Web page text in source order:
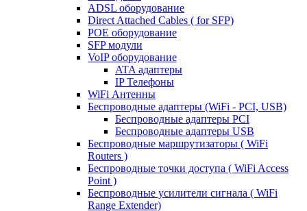
ADSL оборудование
Direct Attached Cables ( for SFP)
POE оборудование
SFP модули
VoIP оборудование
ATA адаптеры
IP Телефоны
WiFi Антенны
Беспроводные адаптеры (WiFi - PCI, USB)
Беспроводные адаптеры PCI
Беспроводные адаптеры USB
Беспроводные маршрутизаторы ( WiFi
Routers )
Беспроводные точки доступа ( WiFi Access
Point )
Беспроводные усилители сигнала ( WiFi
Range Extender)